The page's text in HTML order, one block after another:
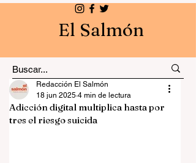
El Salmón
Adicción digital multiplica hasta por
tres el riesgo suicida
Redacción El Salmón
18 jun 2025 4 min de lectura